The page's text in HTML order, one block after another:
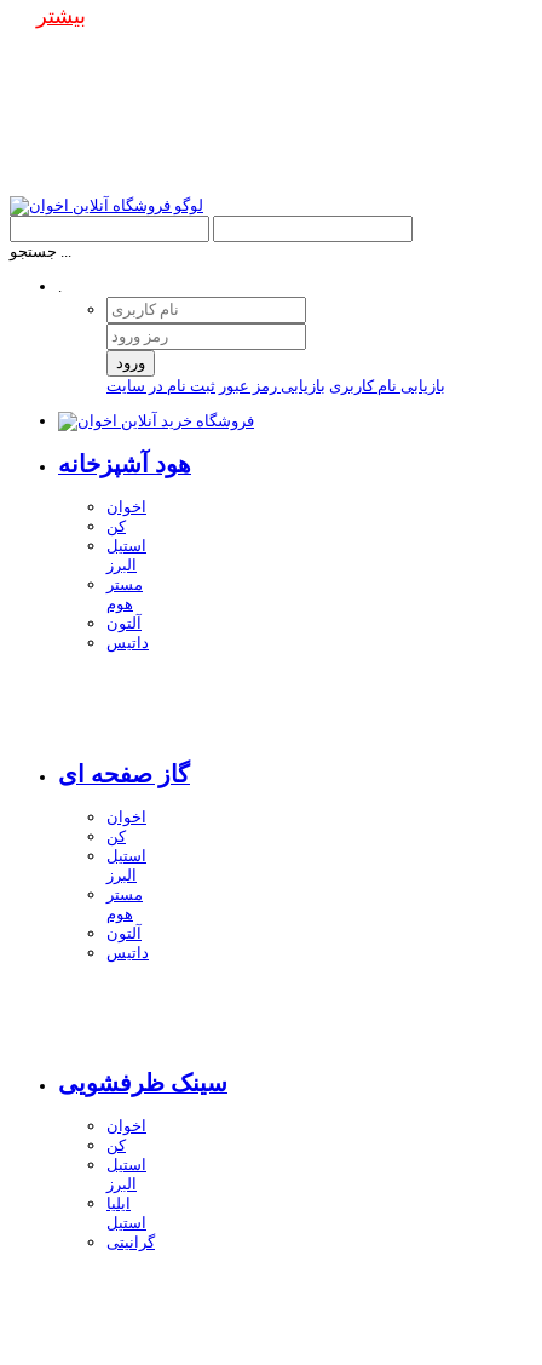
جستجو ...
.
ورود
بازیابی نام کاربری بازیابی رمز عبور ثبت نام در سایت
هود آشپزخانه
اخوان
کن
استیل
البرز
مستر
هوم
آلتون
داتیس
گاز صفحه ای
اخوان
کن
استیل
البرز
مستر
هوم
آلتون
داتیس
سینک ظرفشویی
اخوان
کن
استیل
البرز
ایلیا
استیل
گرانیتی
بیشتر